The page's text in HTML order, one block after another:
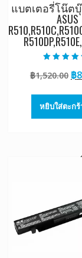
แบตเตอรี่โน๊ต
ASUS
5.00
ตั้งแต่ 1-
฿1,520.00
฿
฿
หยิบใส่ตะกร้